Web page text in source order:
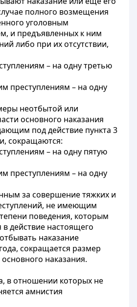
полного возмещения
уголовным
и предъявленных к ним
либо при их отсутствии,
– на одну третью
преступлениям – на одну
неотбытой или
основного наказания
под действие пункта 3
сокращаются:
– на одну пятую
преступлениям – на одну
за совершение тяжких и
не имеющим
поведения, которым
действие настоящего
наказание
сокращается размер
наказания.
в отношении которых не
амнистия